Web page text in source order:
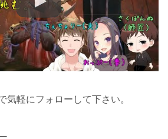
気軽にフォローして下さい。